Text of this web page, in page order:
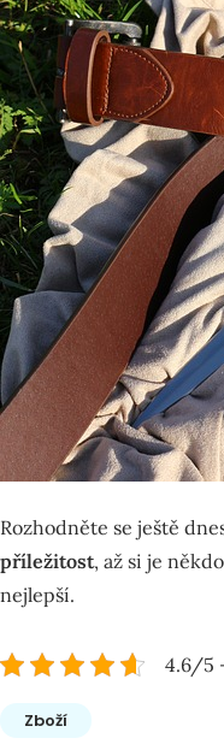
Rozhodněte se ještě
příležitost, až si je
nejlepší.
4.6/5
Zboží